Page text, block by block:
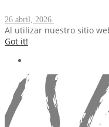
26 abril, 2026
Al utilizar nuestro sitio
Got it!